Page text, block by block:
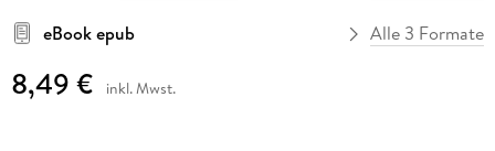
eBook epub
Alle 3 Formate
8,49 € inkl. Mwst.